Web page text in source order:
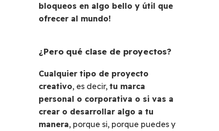
bloqueos en algo bello y útil que
ofrecer al mundo!
¿Pero qué clase de proyectos?
Cualquier tipo de proyecto
creativo, es decir, tu marca
personal o corporativa o si vas a
crear o desarrollar algo a tu
manera, porque si, porque puedes y